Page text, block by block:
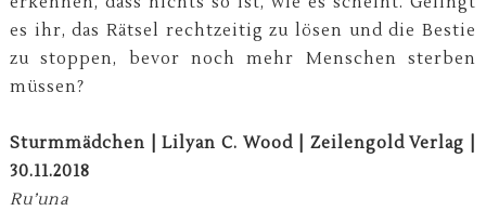
es ihr, das Rätsel rechtzeitig zu lösen und die Bestie
zu stoppen, bevor noch mehr Menschen sterben
müssen?
Sturmmädchen | Lilyan C. Wood | Zeilengold Verlag |
30.11.2018
Ru’una